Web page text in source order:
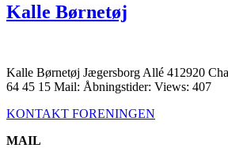
Kalle Børnetøj
Kalle Børnetøj Jægersborg Allé 412920
64 45 15 Mail: Åbningstider: Views: 407
KONTAKT FORENINGEN
MAIL